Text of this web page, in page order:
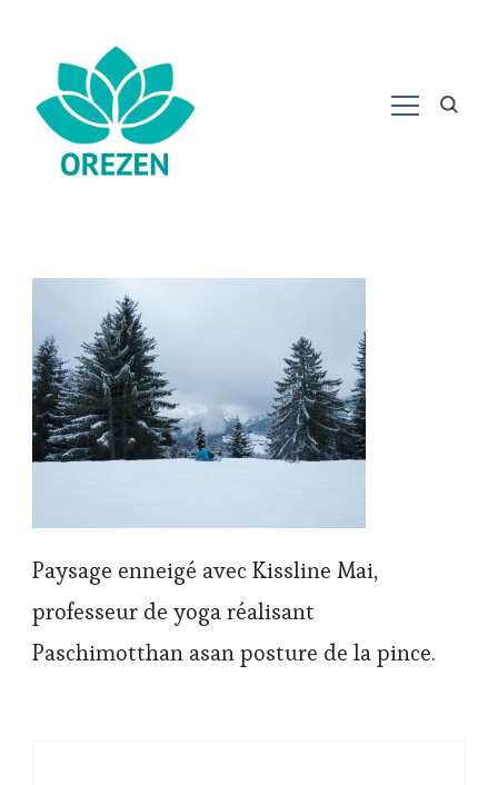
Paysage enneigé avec Kissline Mai,
professeur de yoga réalisant
Paschimotthan asan posture de la pince.